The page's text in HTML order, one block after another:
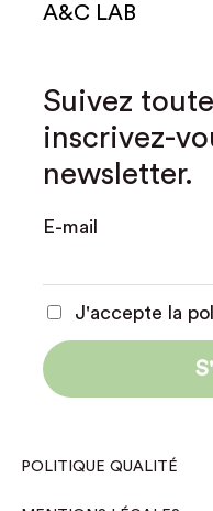
A&C LAB
Suivez
inscrivez-
newsletter.
E-mail
J'accepte la
POLITIQUE QUALITÉ